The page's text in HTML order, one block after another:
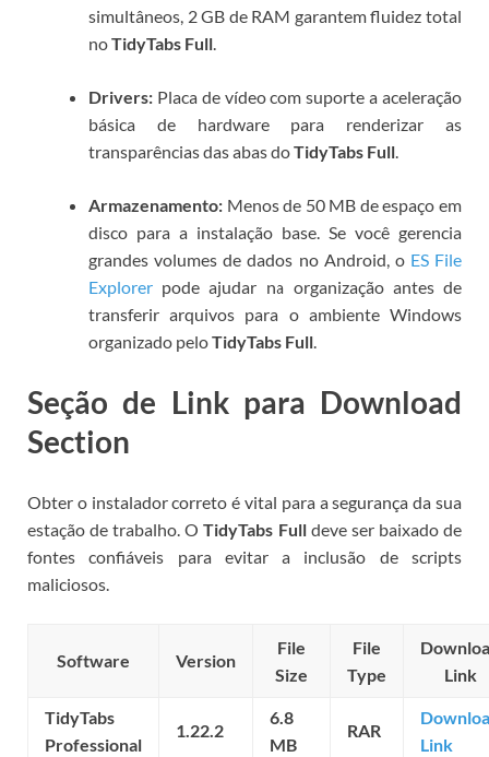
simultâneos, 2 GB de RAM garantem fluidez total
noTidyTabs Full
Drivers: Placa de vídeo com suporte a aceleração
básica de hardware para renderizar as
transparências das abas doTidyTabs Full
Armazenamento: Menos de 50 MB de espaço em
disco para a instalação base. Se você gerencia
grandes volumes de dados no Android, o ES File
Explorer pode ajudar na organização antes de
transferir arquivos para o ambiente Windows
organizado peloTidyTabs Full
Seção de Link para Download
Section
Obter o instalador correto é vital para a segurança da sua
estação de trabalho. OTidyTabs Fulldeve ser baixado de
fontes confiáveis para evitar a inclusão de scripts
maliciosos.
Software Version
File
Size
File
Type
Link
TidyTabs
Professional
1.22.2
6.8
MB
RAR
Link